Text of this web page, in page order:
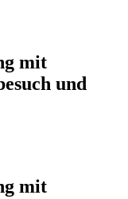
mit
und
mit